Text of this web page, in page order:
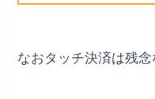
なおタッチ決済は残念